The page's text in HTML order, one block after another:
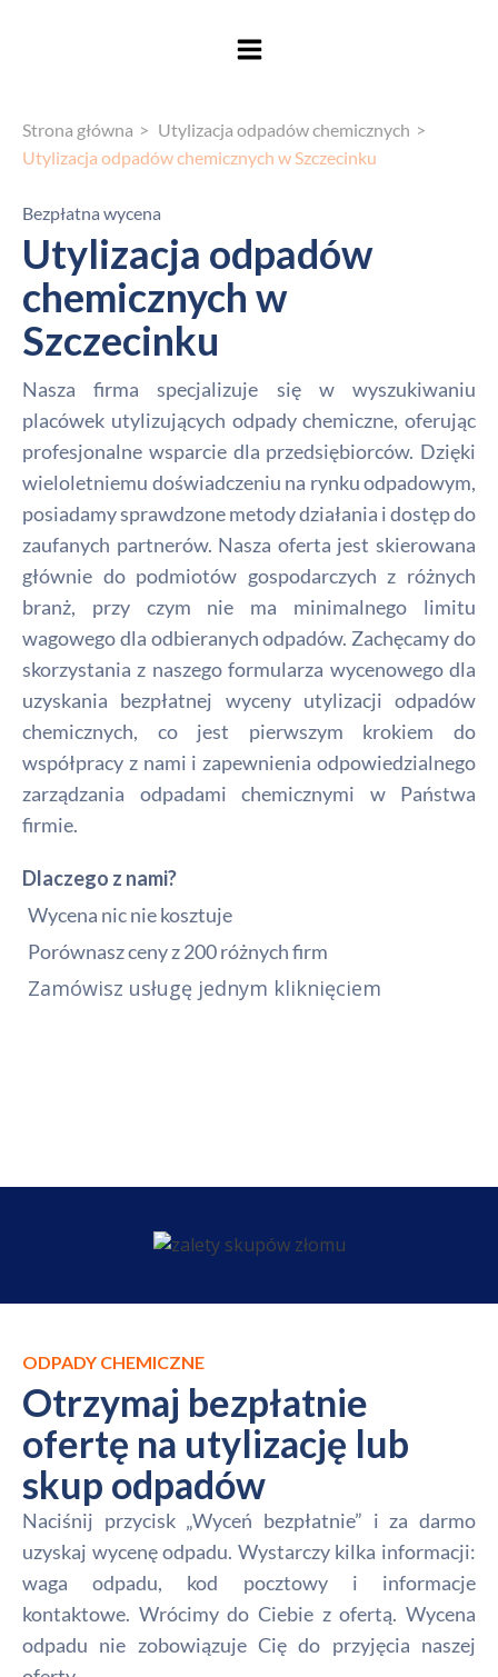
Strona główna
Utylizacja odpadów chemicznych
Utylizacja odpadów chemicznych w Szczecinku
Bezpłatna wycena
Utylizacja odpadów
chemicznych w
Szczecinku
Nasza firma specjalizuje się w wyszukiwaniu
placówek utylizujących odpady chemiczne, oferując
profesjonalne wsparcie dla przedsiębiorców. Dzięki
wieloletniemu doświadczeniu na rynku odpadowym,
posiadamy sprawdzone metody działania i dostęp do
zaufanych partnerów. Nasza oferta jest skierowana
głównie do podmiotów gospodarczych z różnych
branż, przy czym nie ma minimalnego limitu
wagowego dla odbieranych odpadów. Zachęcamy do
skorzystania z naszego formularza wycenowego dla
uzyskania bezpłatnej wyceny utylizacji odpadów
chemicznych, co jest pierwszym krokiem do
współpracy z nami i zapewnienia odpowiedzialnego
zarządzania odpadami chemicznymi w Państwa
firmie.
Dlaczego z nami?
Wycena nic nie kosztuje
Porównasz ceny z 200 różnych firm
Zamówisz usługę jednym kliknięciem
ODPADY CHEMICZNE
Otrzymaj bezpłatnie
ofertę na utylizację lub
skup odpadów
Naciśnij przycisk „Wyceń bezpłatnie” i za darmo
uzyskaj wycenę odpadu. Wystarczy kilka informacji:
waga odpadu, kod pocztowy i informacje
kontaktowe. Wrócimy do Ciebie z ofertą. Wycena
odpadu nie zobowiązuje Cię do przyjęcia naszej